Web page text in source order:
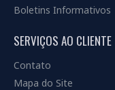
Boletins Informativos
SERVIÇOS AO CLIENTE
Contato
Mapa do Site